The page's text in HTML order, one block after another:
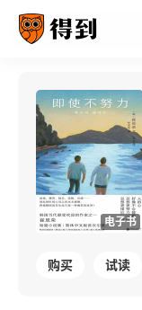
电子书
购买 试读